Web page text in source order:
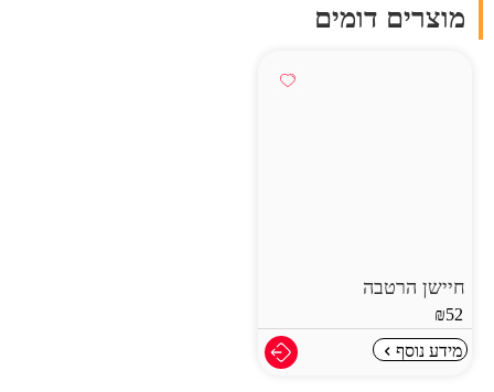
מוצרים דומים
חיישן הרטבה
₪52
מידע נוסף